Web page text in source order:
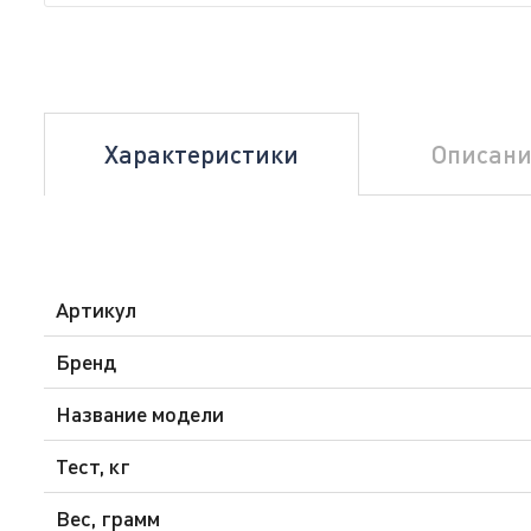
Характеристики
Артикул
Бренд
Название модели
Тест, кг
Вес, грамм